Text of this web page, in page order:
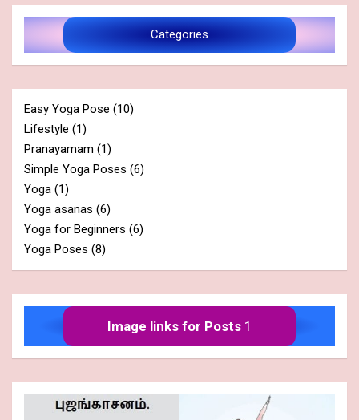
Categories
Easy Yoga Pose (10)
Lifestyle (1)
Pranayamam (1)
Simple Yoga Poses (6)
Yoga (1)
Yoga asanas (6)
Yoga for Beginners (6)
Yoga Poses (8)
Image links for Posts 1